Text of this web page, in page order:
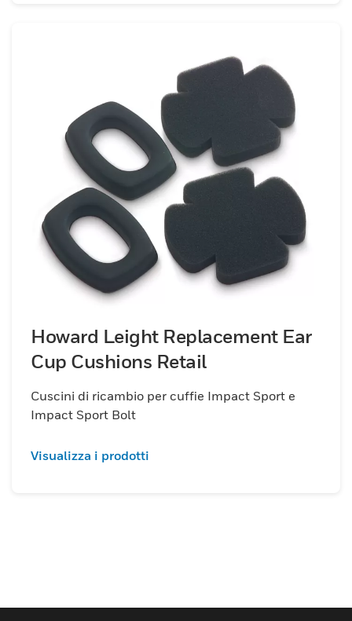
Howard Leight Replacement Ear
Cup Cushions Retail
Cuscini di ricambio per cuffie Impact Sport e
Impact Sport Bolt
Visualizza i prodotti